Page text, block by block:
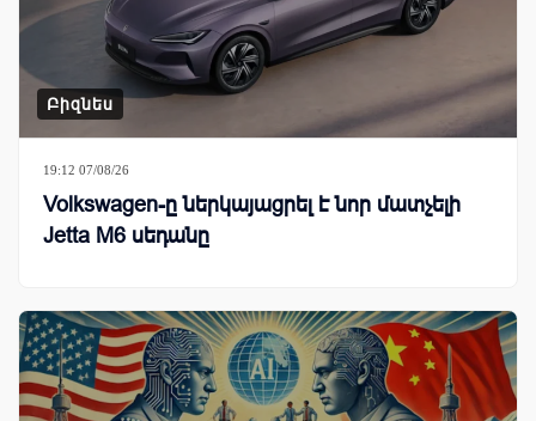
Բիզնես
19:12 07/08/26
Volkswagen-ը ներկայացրել է նոր մատչելի
Jetta M6 սեդանը